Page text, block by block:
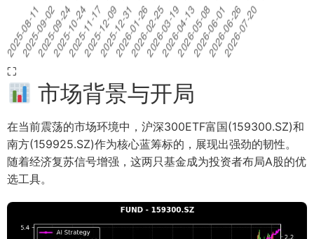
⛶
市场背景与开局
在当前震荡的市场环境中，沪深300ETF富国(159300.SZ)和
南方(159925.SZ)作为核心蓝筹标的，展现出强劲的韧性。
随着经济复苏信号增强，这两只基金成为投资者布局A股的优
选工具。